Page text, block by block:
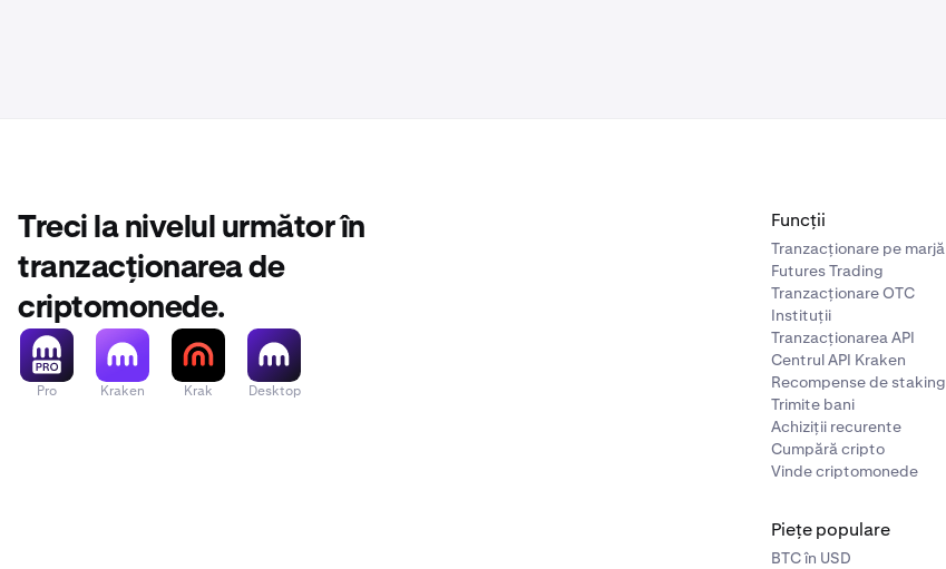
Treci la nivelul următor în
tranzacționarea de
criptomonede.
Pro Kraken Krak Desktop
Funcții
Tranzacționare pe marjă
Futures Trading
Tranzacționare OTC
Instituții
Tranzacționarea API
Centrul API Kraken
Recompense de staking
Trimite bani
Achiziții recurente
Cumpără cripto
Vinde criptomonede
Piețe populare
BTC în USD